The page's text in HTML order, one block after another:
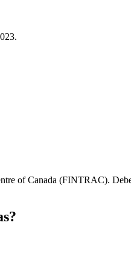
of Canada (FINTRAC).